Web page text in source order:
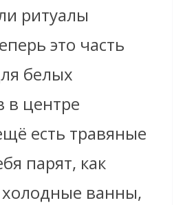
ритуалы
это часть
белых
в центре
есть травяные
парят, как
ванны,